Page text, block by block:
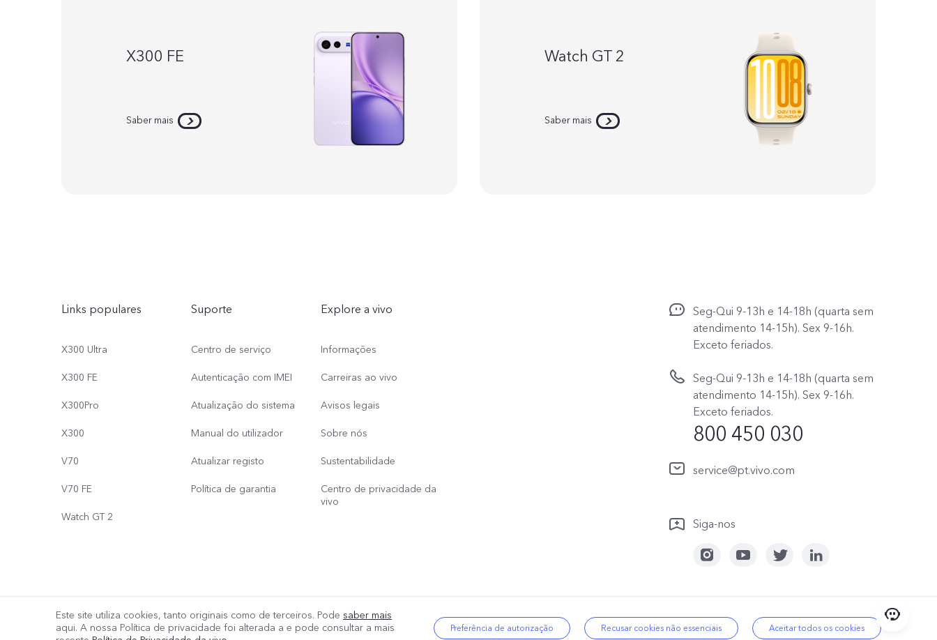
X300 FE
Saber mais
Watch GT 2
Saber mais
Links populares
X300 Ultra
X300 FE
X300Pro
X300
V70
V70 FE
Watch GT 2
Suporte
Centro de serviço
Autenticação com IMEI
Atualização do sistema
Manual do utilizador
Atualizar registo
Política de garantia
Explore a vivo
Informações
Carreiras ao vivo
Avisos legais
Sobre nós
Sustentabilidade
Centro de privacidade da
vivo
Seg-Qui 9-13h e 14-18h (quarta sem
atendimento 14-15h). Sex 9-16h.
Exceto feriados.
Seg-Qui 9-13h e 14-18h (quarta sem
atendimento 14-15h). Sex 9-16h.
Exceto feriados.
800 450 030
service@pt.vivo.com
Siga-nos
© 2026 vivo Mobile Communication Co., Ltd. Todos os direitos reservados. | Política de Privacidade | Suporte à privacidade Política de cookies | Política de dados Portugal | Selecionar país/região
Este site utiliza cookies, tanto originais como de terceiros. Pode saber mais
aqui. A nossa Política de privacidade foi alterada a e pode consultar a mais
Preferência de autorização Recusar cookies não essenciais Aceitar todos os cookies